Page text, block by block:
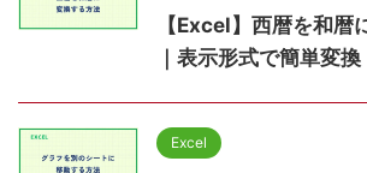
【Excel】西暦を和暦
｜表示形式で簡単変換
Excel